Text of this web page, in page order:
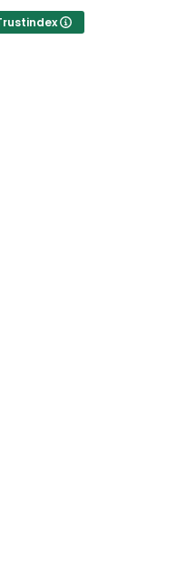
a Mila